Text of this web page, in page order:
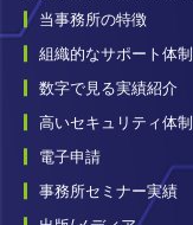
当事務所の特徴
組織的なサポート体制
数字で見る実績紹介
高いセキュリティ体制
電子申請
事務所セミナー実績